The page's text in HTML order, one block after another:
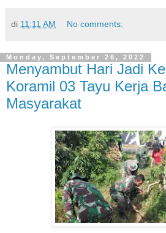
di 11:11 AM No comments:
Monday, September 26, 2022
Menyambut Hari Jadi
Koramil 03 Tayu Kerja
Masyarakat